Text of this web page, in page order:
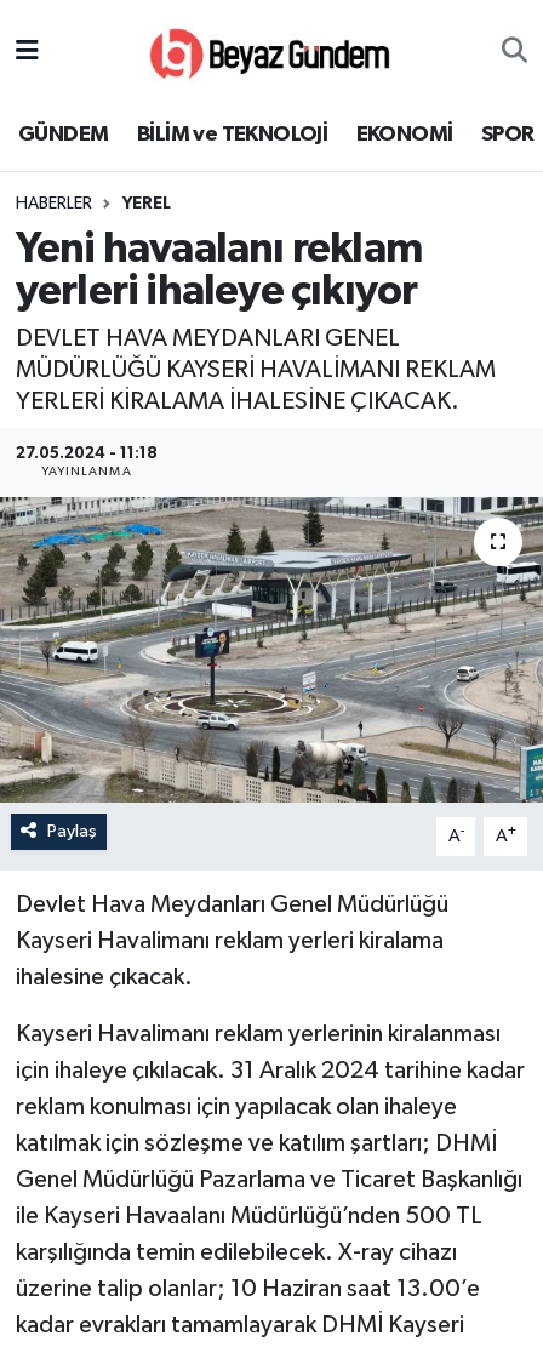
GÜNDEM BİLİM ve TEKNOLOJİ EKONOMİ SPOR
HABERLER YEREL
Yeni havaalanı reklam
yerleri ihaleye çıkıyor
DEVLET HAVA MEYDANLARI GENEL
MÜDÜRLÜĞÜ KAYSERİ HAVALİMANI REKLAM
YERLERİ KİRALAMA İHALESİNE ÇIKACAK.
27.05.2024 - 11:18
YAYINLANMA
Paylaş A- A+
Devlet Hava Meydanları Genel Müdürlüğü
Kayseri Havalimanı reklam yerleri kiralama
ihalesine çıkacak.
Kayseri Havalimanı reklam yerlerinin kiralanması
için ihaleye çıkılacak. 31 Aralık 2024 tarihine kadar
reklam konulması için yapılacak olan ihaleye
katılmak için sözleşme ve katılım şartları; DHMİ
Genel Müdürlüğü Pazarlama ve Ticaret Başkanlığı
ile Kayseri Havaalanı Müdürlüğü’nden 500 TL
karşılığında temin edilebilecek. X-ray cihazı
üzerine talip olanlar; 10 Haziran saat 13.00’e
kadar evrakları tamamlayarak DHMİ Kayseri
EKONOMİ
SPOR
SAĞLIK
EĞİTİM
KÜLTÜR SANAT
MAGAZİN
YEREL
Süper Lig Puan Durumu ve Fikstür
Tüm Manşetler
Son Dakika Haberleri
Haber Arşivi